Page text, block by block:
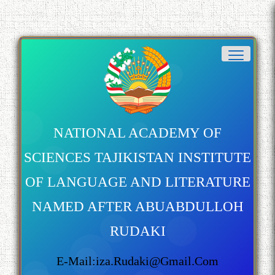
NATIONAL ACADEMY OF
SCIENCES TAJIKISTAN INSTITUTE
OF LANGUAGE AND LITERATURE
NAMED AFTER ABUABDULLOH
RUDAKI
E-Mail:iza.rudaki@gmail.com